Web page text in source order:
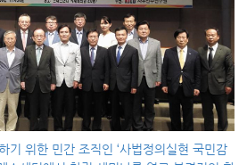
기 위한 민간 조직인 ‘사법정의실현 국민감